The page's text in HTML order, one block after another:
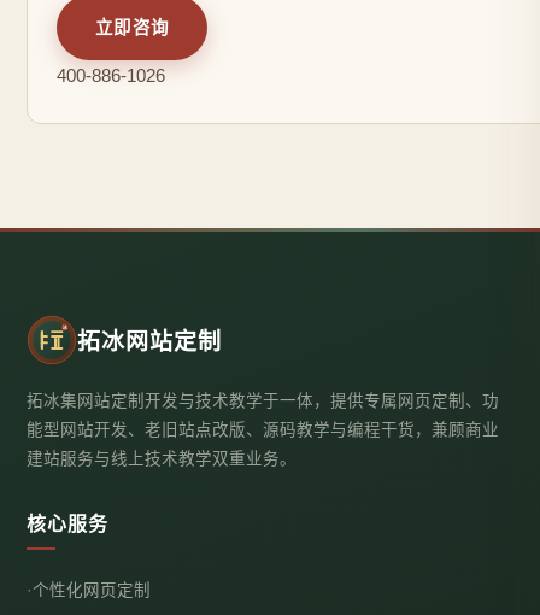
立即咨询
400-886-1026
拓冰网站定制
拓冰集网站定制开发与技术教学于一体，提供专属网页定制、功
能型网站开发、老旧站点改版、源码教学与编程干货，兼顾商业
建站服务与线上技术教学双重业务。
核心服务
个性化网页定制